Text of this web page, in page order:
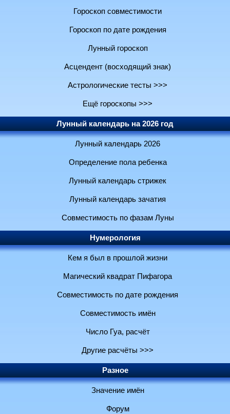
Гороскоп совместимости
Гороскоп по дате рождения
Лунный гороскоп
Асцендент (восходящий знак)
Астрологические тесты >>>
Ещё гороскопы >>>
Лунный календарь на 2026 год
Лунный календарь 2026
Определение пола ребенка
Лунный календарь стрижек
Лунный календарь зачатия
Совместимость по фазам Луны
Нумерология
Кем я был в прошлой жизни
Магический квадрат Пифагора
Совместимость по дате рождения
Совместимость имён
Число Гуа, расчёт
Другие расчёты >>>
Разное
Значение имён
Форум